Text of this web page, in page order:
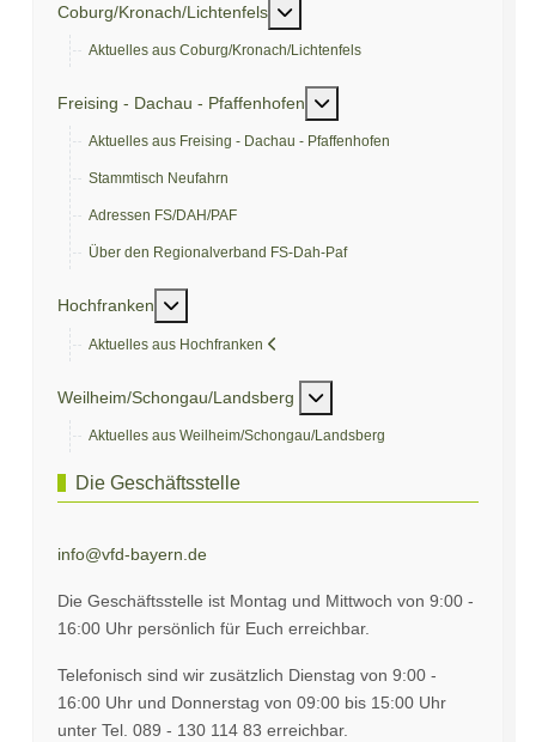
Coburg/Kronach/Lichtenfels Weitere Informationen: Coburg/
Aktuelles aus Coburg/Kronach/Lichtenfels
Freising - Dachau - Pfaffenhofen Weitere Informationen:
Aktuelles aus Freising - Dachau - Pfaffenhofen
Stammtisch Neufahrn
Adressen FS/DAH/PAF
Über den Regionalverband FS-Dah-Paf
Hochfranken Weitere Informationen: Hochfranken
Aktuelles aus Hochfranken
Weilheim/Schongau/Landsberg Weitere Informationen:
Aktuelles aus Weilheim/Schongau/Landsberg
Die Geschäftsstelle
info@vfd-bayern.de
Die Geschäftsstelle ist Montag und Mittwoch von 9:00 -
16:00 Uhr persönlich für Euch erreichbar.
Telefonisch sind wir zusätzlich Dienstag von 9:00 -
16:00 Uhr und Donnerstag von 09:00 bis 15:00 Uhr
unter Tel. 089 - 130 114 83 erreichbar.